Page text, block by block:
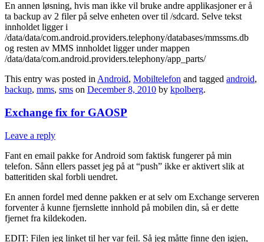
En annen løsning, hvis man ikke vil bruke andre applikasjoner er å
ta backup av 2 filer på selve enheten over til /sdcard. Selve tekst
innholdet ligger i
/data/data/com.android.providers.telephony/databases/mmssms.db
og resten av MMS innholdet ligger under mappen
/data/data/com.android.providers.telephony/app_parts/
This entry was posted in Android, Mobiltelefon and tagged android,
backup, mms, sms on December 8, 2010 by kpolberg.
Exchange fix for GAOSP
Leave a reply
Fant en email pakke for Android som faktisk fungerer på min
telefon. Sånn ellers passet jeg på at “push” ikke er aktivert slik at
batteritiden skal forbli uendret.
En annen fordel med denne pakken er at selv om Exchange serveren
forventer å kunne fjernslette innhold på mobilen din, så er dette
fjernet fra kildekoden.
EDIT: Filen jeg linket til her var feil. Så jeg måtte finne den igjen,